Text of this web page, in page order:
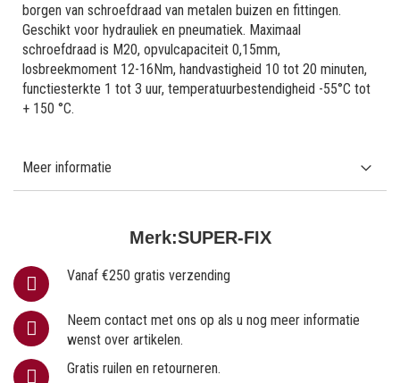
Merk:SUPER-FIX
Vanaf €250 gratis verzending
Neem contact met ons op als u nog meer informatie
wenst over artikelen.
Gratis ruilen en retourneren.
borgen van schroefdraad van metalen buizen en fittingen.
Geschikt voor hydrauliek en pneumatiek. Maximaal
schroefdraad is M20, opvulcapaciteit 0,15mm,
losbreekmoment 12-16Nm, handvastigheid 10 tot 20 minuten,
functiesterkte 1 tot 3 uur, temperatuurbestendigheid -55°C tot
+ 150 °C.
Meer informatie